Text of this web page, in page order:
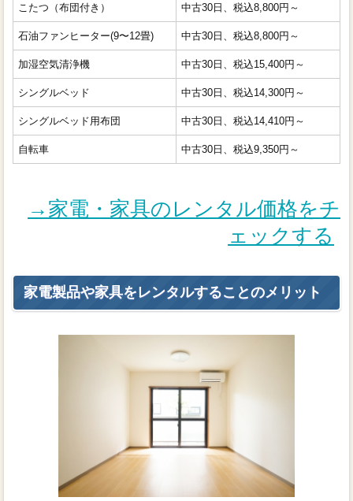
こたつ（布団付き） 中古30日、税込8,800円～
石油ファンヒーター(9〜12畳) 中古30日、税込8,800円～
加湿空気清浄機 中古30日、税込15,400円～
シングルベッド 中古30日、税込14,300円～
シングルベッド用布団 中古30日、税込14,410円～
自転車 中古30日、税込9,350円～
→家電・家具のレンタル価格をチ
ェックする
家電製品や家具をレンタルすることのメリット